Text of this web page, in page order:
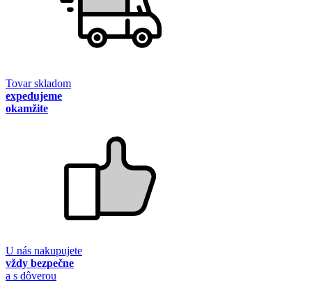
Tovar skladom
expedujeme
okamžite
U nás nakupujete
vždy bezpečne
a s dôverou